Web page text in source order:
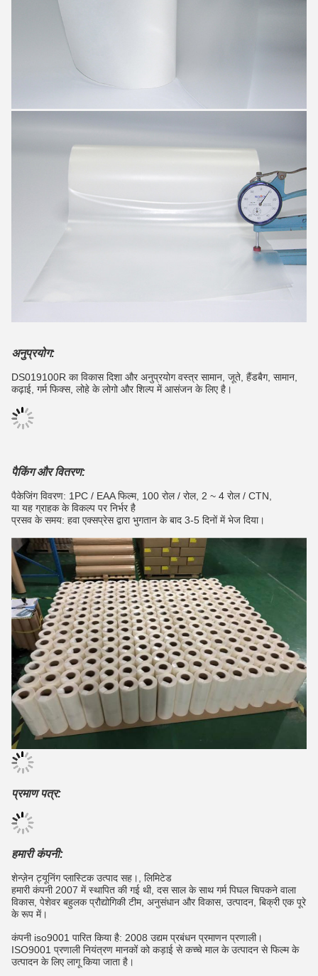
अनुप्रयोग:
DS019100R का विकास दिशा और अनुप्रयोग वस्त्र सामान, जूते, हैंडबैग, सामान,
कढ़ाई, गर्म फिक्स, लोहे के लोगो और शिल्प में आसंजन के लिए है।
पैकिंग और वितरण:
पैकेजिंग विवरण: 1PC / EAA फिल्म, 100 रोल / रोल, 2 ~ 4 रोल / CTN,
या यह ग्राहक के विकल्प पर निर्भर है
प्रसव के समय: हवा एक्सप्रेस द्वारा भुगतान के बाद 3-5 दिनों में भेज दिया।
प्रमाण पत्र:
हमारी कंपनी:
शेन्ज़ेन ट्यूनिंग प्लास्टिक उत्पाद सह।, लिमिटेड
हमारी कंपनी 2007 में स्थापित की गई थी, दस साल के साथ गर्म पिघल चिपकने वाला
विकास, पेशेवर बहुलक प्रौद्योगिकी टीम, अनुसंधान और विकास, उत्पादन, बिक्री एक पूरे
के रूप में।
कंपनी iso9001 पारित किया है: 2008 उद्यम प्रबंधन प्रमाणन प्रणाली।
ISO9001 प्रणाली नियंत्रण मानकों को कड़ाई से कच्चे माल के उत्पादन से फिल्म के
उत्पादन के लिए लागू किया जाता है।